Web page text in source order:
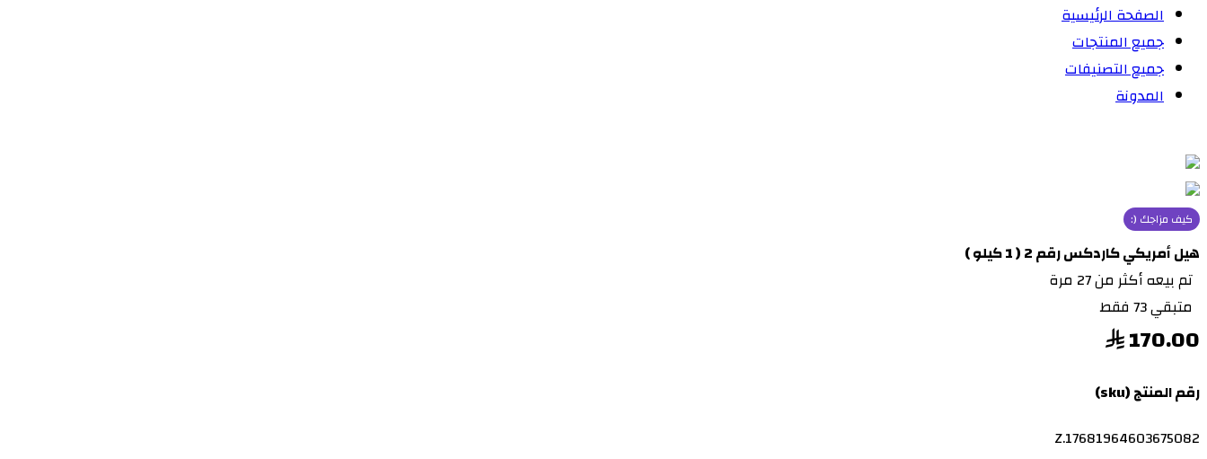
الصفحة الرئيسية
جميع المنتجات
جميع التصنيفات
المدونة
كيف مزاجك (:
هيل أمريكي كاردكس رقم 2 ( 1 كيلو )
تم بيعه أكثر من 27 مرة
متبقي 73 فقط
170.00
رقم المنتج (sku)
Z.17681964603675082